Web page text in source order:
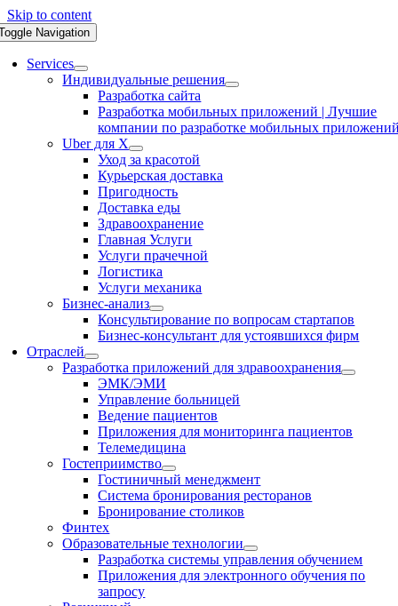
Skip to content
Navigation
Services
Индивидуальные решения
Разработка сайта
Разработка мобильных приложений | Лучшие
компании по разработке мобильных
Uber для X
Уход за красотой
Курьерская доставка
Пригодность
Доставка еды
Здравоохранение
Главная Услуги
Услуги прачечной
Логистика
Услуги механика
Бизнес-анализ
Консультирование по вопросам стартапов
Бизнес-консультант для устоявшихся фирм
Отраслей
Разработка приложений для здравоохранения
ЭМК/ЭМИ
Управление больницей
Ведение пациентов
Приложения для мониторинга пациентов
Телемедицина
Гостеприимство
Гостиничный менеджмент
Система бронирования ресторанов
Бронирование столиков
Финтех
Образовательные технологии
Разработка системы управления обучением
Приложения для электронного обучения по
запросу